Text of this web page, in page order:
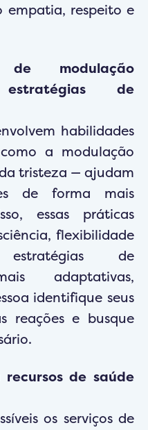
empatia, respeito e
de modulação
de
habilidades
a modulação
tristeza — ajudam
de forma mais
essas práticas
flexibilidade
de
adaptativas,
identifique seus
reações e busque
de saúde
os serviços de